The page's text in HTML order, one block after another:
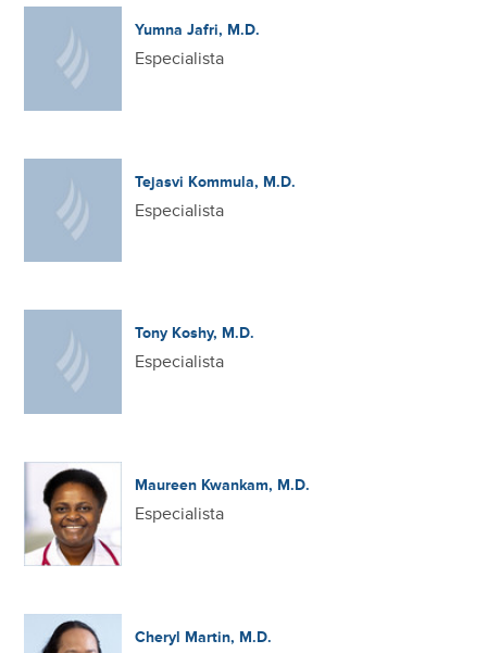
Yumna Jafri, M.D.
Especialista
Tejasvi Kommula, M.D.
Especialista
Tony Koshy, M.D.
Especialista
Maureen Kwankam, M.D.
Especialista
Cheryl Martin, M.D.